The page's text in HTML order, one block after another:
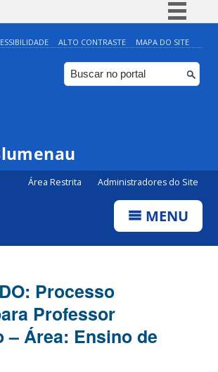
Simplifique!
Comunica BR
Participe
ALTO CONTRASTE MAPA DO SITE
Área Restrita Administradores do Site
MENU
Processo
Professor
– Área: Ensino de